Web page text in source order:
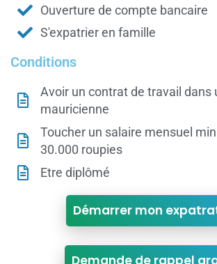
Ouverture de compte bancaire
S'expatrier en famille
Conditions
Avoir un contrat de travail dans
mauricienne
Toucher un salaire mensuel
30.000 roupies
Etre diplômé
Démarrer mon